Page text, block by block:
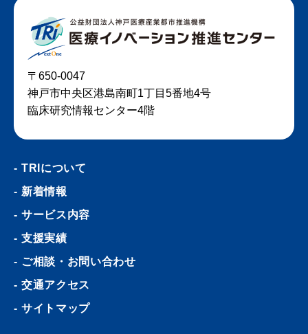
〒650-0047
神戸市中央区港島南町1丁目5番地4号
臨床研究情報センター4階
TRIについて
新着情報
サービス内容
支援実績
ご相談・お問い合わせ
交通アクセス
サイトマップ